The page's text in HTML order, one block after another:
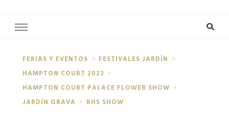
FERIAS Y EVENTOS
FESTIVALES JARDÍN
HAMPTON COURT 2022
HAMPTON COURT PALACE FLOWER SHOW
JARDÍN GRAVA
RHS SHOW